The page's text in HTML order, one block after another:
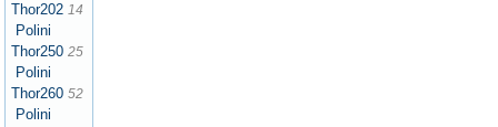
Thor202 14
Polini
Thor250 25
Polini
Thor260 52
Polini